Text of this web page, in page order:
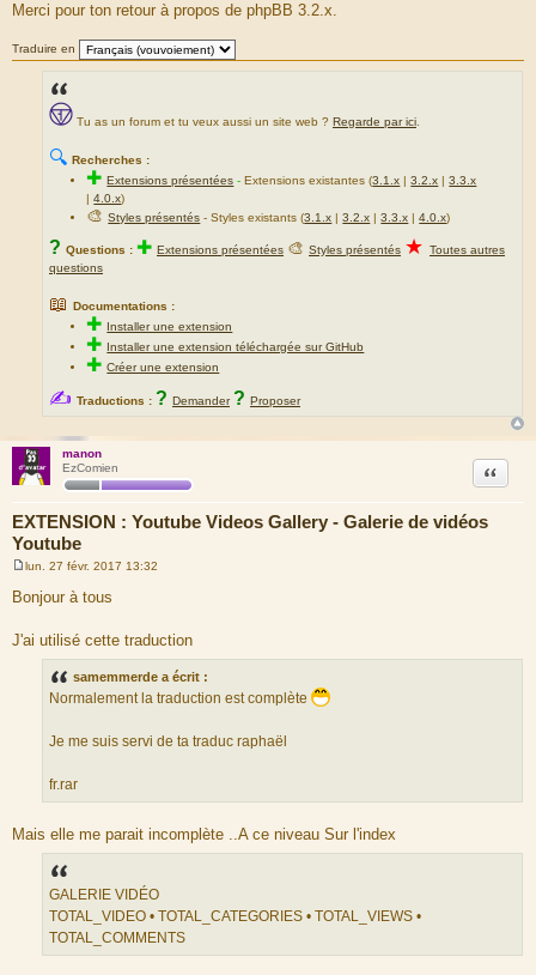
Merci pour ton retour à propos de phpBB 3.2.x.
Traduire en
Tu as un forum et tu veux aussi un site web ? Regarde par ici
🔍 Recherches :
✚Extensions présentées -Extensions existantes (3.1.x |3.2.x |3.3.x
|4.0.x)
🎨Styles présentés - Styles existants (3.1.x |3.2.x |3.3.x |4.0.x)
? Questions : ✚ Extensions présentées 🎨 Styles présentés ★ Toutes autres
questions
📖 Documentations :
✚ Installer une extension
✚ Installer une extension téléchargée sur GitHub
✚Créer une extension
✍ Traductions : ? Demander ? Proposer
manon
EzComien
EXTENSION : Youtube Videos Gallery - Galerie de vidéos
Youtube
Citation
s
a
g
lun. 27 févr. 2017 13:32
Bonjour à tous
J'ai utilisé cette traduction
samemmerde a écrit :
Normalement la traduction est complète
Je me suis servi de ta traduc raphaël
fr.rar
Mais elle me parait incomplète ..A ce niveau Sur l'index
GALERIE VIDÉO
TOTAL_VIDEO • TOTAL_CATEGORIES • TOTAL_VIEWS •
TOTAL_COMMENTS